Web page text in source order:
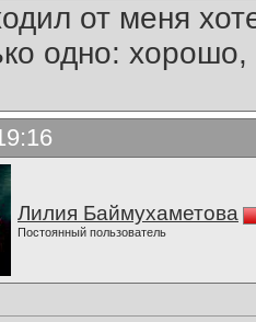
от меня
одно:
Лилия Баймухаметова
Постоянный пользователь